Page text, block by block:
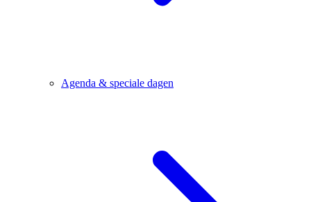
Agenda & speciale dagen